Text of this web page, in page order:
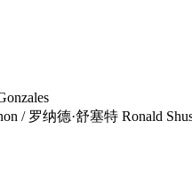
罗纳德·舒塞特 Ronald